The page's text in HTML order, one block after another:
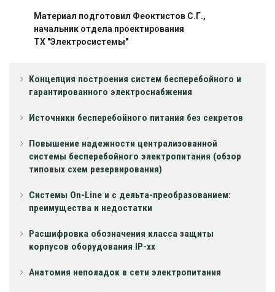
Концепция построения систем бесперебойного и
гарантированного электроснабжения
Источники бесперебойного питания без секретов
Повышение надежности централизованной
системы бесперебойного электропитания (обзор
типовых схем резервирования)
Системы On-Line и с дельта-преобразованием:
преимущества и недостатки
Расшифровка обозначения класса защиты
корпусов оборудования IP-xx
Анатомия неполадок в сети электропитания
Материал подготовил Феоктистов С.Г.,
начальник отдела проектирования
ТХ "Электросистемы"